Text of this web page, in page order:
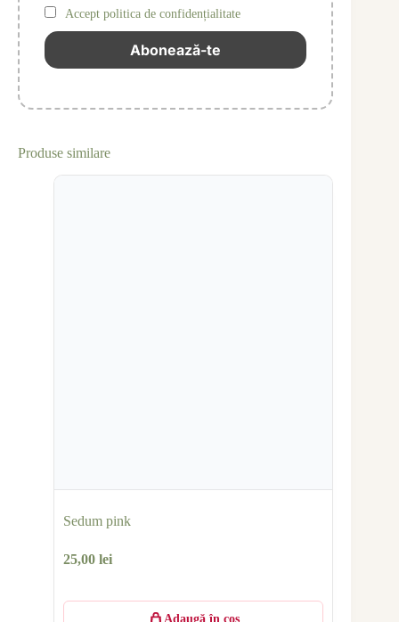
Accept politica de confidențialitate
Produse similare
Sedum pink
25,00 lei
Adaugă în coș